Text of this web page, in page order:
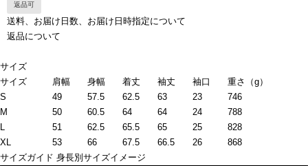
返品可
送料、お届け日数、お届け日時指定について
返品について
サイズ
サイズ
肩幅 身幅 着丈 袖丈 袖口
重さ（g）
S
49 57.5 62.5 63 23
746
M
50 60.5 64 64 24
788
L
51 62.5 65.5 65 25
828
XL
53 66 67.5 66.5 26
868
サイズガイド 身長別サイズイメージ